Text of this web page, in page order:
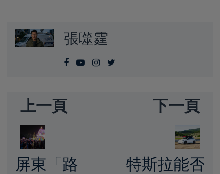
張噬霆
上一頁
屏東「路
下一頁
特斯拉能否